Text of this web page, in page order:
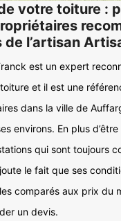
votre toiture :
l’artisan
est un expert
et il est une
dans la ville de
environs. En plus
qui sont toujours
le fait que ses
comparés aux prix du
un devis.